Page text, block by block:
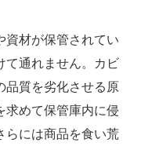
資材が保管されてい
て通れません。カビ
品質を劣化させる原
求めて保管庫内に侵
らには商品を食い荒